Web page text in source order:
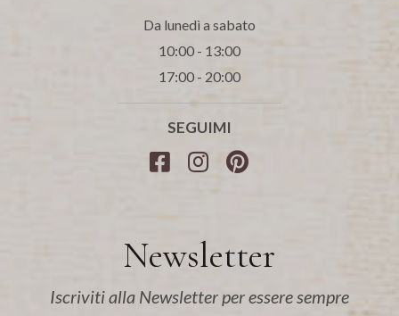
Da lunedì a sabato
10:00 - 13:00
17:00 - 20:00
SEGUIMI
Newsletter
Iscriviti alla Newsletter per essere sempre